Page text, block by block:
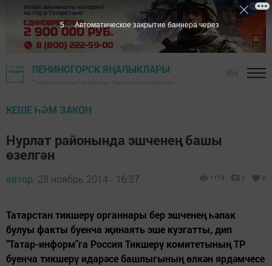
ЛЕНИНОГОРСК ЯҢАЛЫКЛАРЫ
КЕШЕ ҺӘМ ЗАКОН
Нурлат районында эшченең башы
өзелгән
автор, 28 ноябрь 2014 - 16:37 1118 0 0
Татарстан тикшерү органнары бер эшченең һәлак
булуы факты буенча җинаять эше кузгатты, дип
"Татар-информ"га Россия Тикшерү комитетының ТР
буенча тикшерү идарәсе башлыгының өлкән ярдәмчесе
4 Автоматическое закрытие баннера через